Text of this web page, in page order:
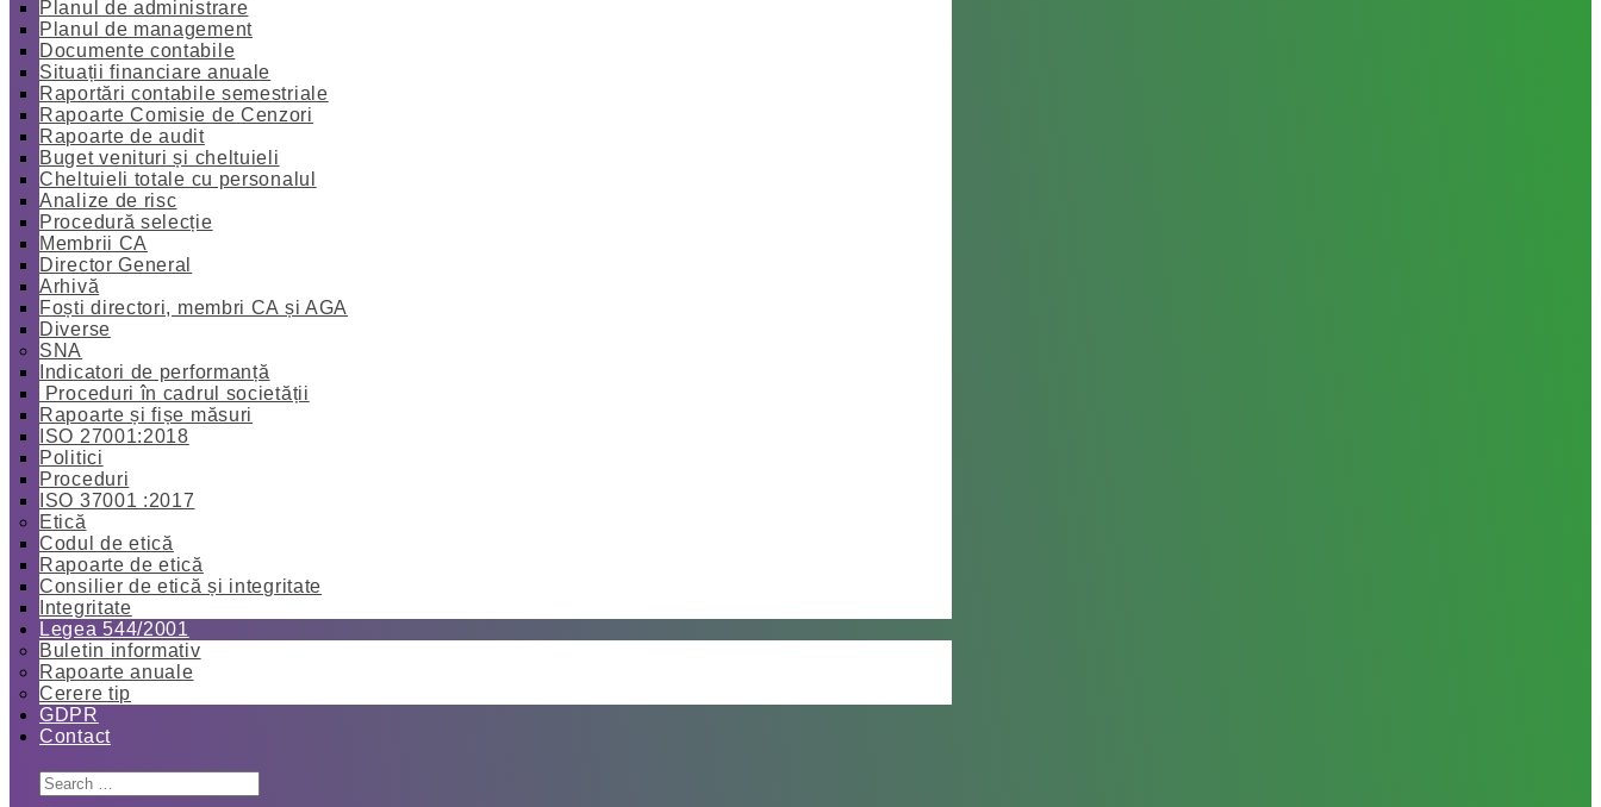
Planul de administrare
Planul de management
Documente contabile
Situații financiare anuale
Raportări contabile semestriale
Rapoarte Comisie de Cenzori
Rapoarte de audit
Buget venituri și cheltuieli
Cheltuieli totale cu personalul
Analize de risc
Procedură selecție
Membrii CA
Director General
Arhivă
Foști directori, membri CA și AGA
Diverse
SNA
Indicatori de performanță
Proceduri în cadrul societății
Rapoarte și fișe măsuri
ISO 27001:2018
Politici
Proceduri
ISO 37001 :2017
Etică
Codul de etică
Rapoarte de etică
Consilier de etică și integritate
Integritate
Legea 544/2001
Buletin informativ
Rapoarte anuale
Cerere tip
GDPR
Contact